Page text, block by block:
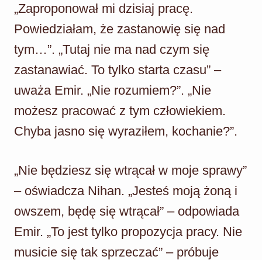
„Zaproponował mi dzisiaj pracę.
Powiedziałam, że zastanowię się nad
tym…”. „Tutaj nie ma nad czym się
zastanawiać. To tylko starta czasu” –
uważa Emir. „Nie rozumiem?”. „Nie
możesz pracować z tym człowiekiem.
Chyba jasno się wyraziłem, kochanie?”.
„Nie będziesz się wtrącał w moje sprawy”
– oświadcza Nihan. „Jesteś moją żoną i
owszem, będę się wtrącał” – odpowiada
Emir. „To jest tylko propozycja pracy. Nie
musicie się tak sprzeczać” – próbuje